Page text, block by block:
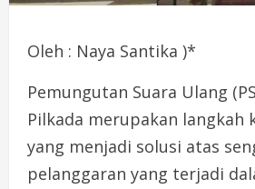
Oleh : Naya Santika )*
Pemungutan Suara Ulang
Pilkada merupakan langkah
yang menjadi solusi atas
pelanggaran yang terjadi